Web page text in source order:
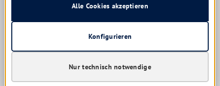
Lucart Econatural 1.900 Handtuchrolle Innenabrollung
Nur technisch notwendige
Konfigurieren
Alle Cookies akzeptieren